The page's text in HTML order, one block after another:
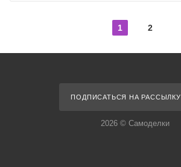
1 2
ПОДПИСАТЬСЯ НА РАССЫЛКУ
2026 © Самоделки